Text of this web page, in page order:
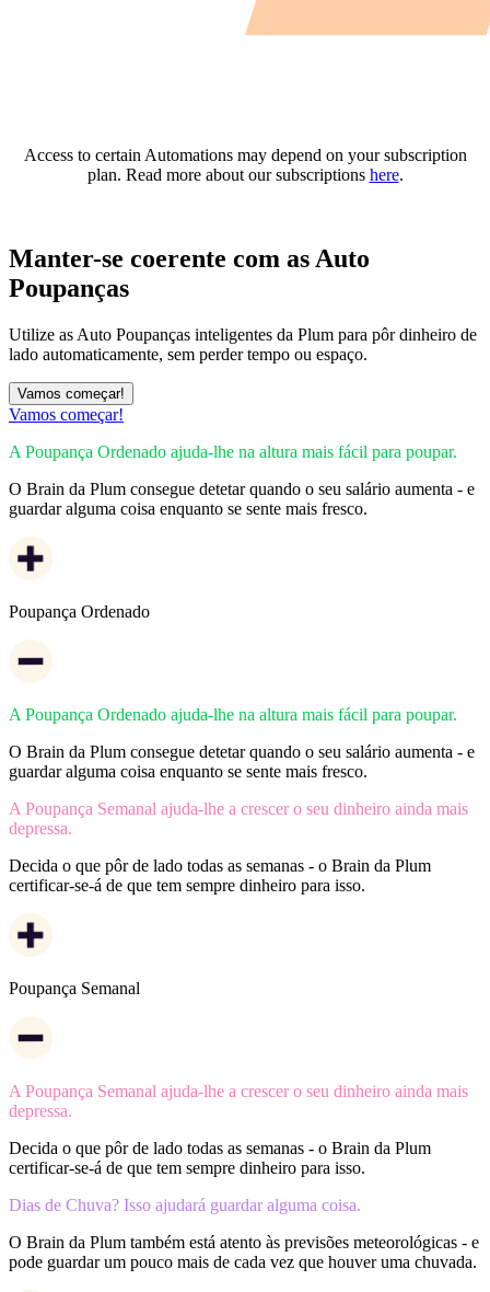
Access to certain Automations may depend on your subscription
plan. Read more about our subscriptions here.
Manter-se coerente com as Auto
Poupanças
Utilize as Auto Poupanças inteligentes da Plum para pôr dinheiro de
lado automaticamente, sem perder tempo ou espaço.
Vamos começar!
Vamos começar!
A Poupança Ordenado ajuda-lhe na altura mais fácil para poupar.
O Brain da Plum consegue detetar quando o seu salário aumenta - e
guardar alguma coisa enquanto se sente mais fresco.
Poupança Ordenado
A Poupança Ordenado ajuda-lhe na altura mais fácil para poupar.
O Brain da Plum consegue detetar quando o seu salário aumenta - e
guardar alguma coisa enquanto se sente mais fresco.
A Poupança Semanal ajuda-lhe a crescer o seu dinheiro ainda mais
depressa.
Decida o que pôr de lado todas as semanas - o Brain da Plum
certificar-se-á de que tem sempre dinheiro para isso.
Poupança Semanal
A Poupança Semanal ajuda-lhe a crescer o seu dinheiro ainda mais
depressa.
Decida o que pôr de lado todas as semanas - o Brain da Plum
certificar-se-á de que tem sempre dinheiro para isso.
Dias de Chuva? Isso ajudará guardar alguma coisa.
O Brain da Plum também está atento às previsões meteorológicas - e
pode guardar um pouco mais de cada vez que houver uma chuvada.